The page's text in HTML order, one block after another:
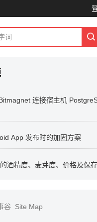
连接宿主机
App 发布时的加固方案
酒精度、麦芽度、价格及保
谷 Site Map